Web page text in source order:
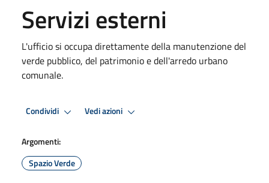
Servizi esterni
L'ufficio si occupa direttamente della manutenzione del
verde pubblico, del patrimonio e dell'arredo urbano
comunale.
Condividi Vedi azioni
Argomenti:
Spazio Verde